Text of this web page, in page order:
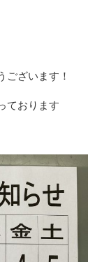
ございます！
ております